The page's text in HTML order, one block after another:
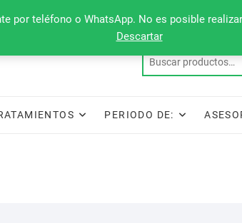
por teléfono o WhatsApp. No es posible
Descartar
PERIODO DE: